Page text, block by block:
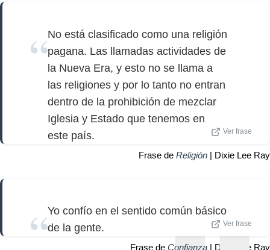
No está clasificado como una religión
pagana. Las llamadas actividades de
la Nueva Era, y esto no se llama a
las religiones y por lo tanto no entran
dentro de la prohibición de mezclar
Iglesia y Estado que tenemos en
este país.
Ver frase
Frase de Religión | Dixie Lee Ray
Yo confío en el sentido común básico
de la gente.
Ver frase
Frase de Confianza | Dixie Lee Ray